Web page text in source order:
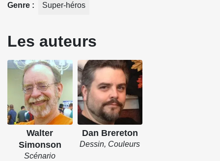
Genre Super-héros
Les auteurs
Walter
Simonson
Scénario
Dan Brereton
Dessin, Couleurs